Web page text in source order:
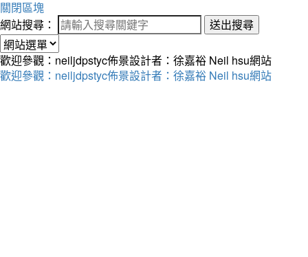
關閉區塊
網站搜尋：
送出搜尋
歡迎參觀：neiljdpstyc佈景設計者：徐嘉裕 Neil hsu網站
歡迎參觀：neiljdpstyc佈景設計者：徐嘉裕 Neil hsu網站